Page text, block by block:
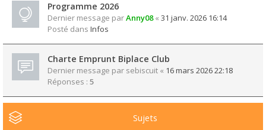
Programme 2026
Dernier message parAnny08« 31 janv. 2026 16:14
Posté dans Infos
Charte Emprunt Biplace Club
Dernier message par sebiscuit « 16 mars 2026 22:18
Réponses : 5
Sujets